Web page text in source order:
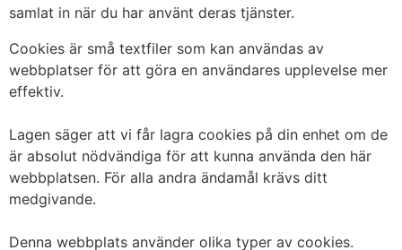
samlat in när du har använt deras tjänster.
Cookies är små textfiler som kan användas av
webbplatser för att göra en användares upplevelse mer
effektiv.
Lagen säger att vi får lagra cookies på din enhet om de
är absolut nödvändiga för att kunna använda den här
webbplatsen. För alla andra ändamål krävs ditt
medgivande.
Denna webbplats använder olika typer av cookies.